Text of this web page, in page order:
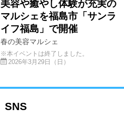
美容や癒やし体験が充実の
マルシェを福島市「サンラ
イフ福島」で開催
春の美容マルシェ
※本イベントは終了しました。
2026年3月29日（日）
SNS